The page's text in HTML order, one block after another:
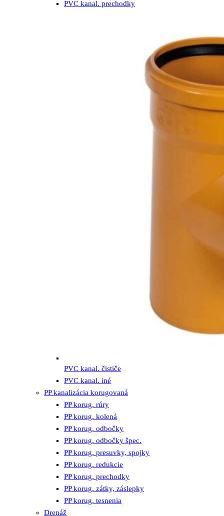
PVC kanal. prechodky
PVC kanal. čističe
PVC kanal. iné
PP kanalizácia korugovaná
PP korug. rúry
PP korug. kolená
PP korug. odbočky
PP korug. odbočky špec.
PP korug. presuvky, spojky
PP korug. redukcie
PP korug. prechodky
PP korug. zátky, záslepky
PP korug. tesnenia
Drenáž